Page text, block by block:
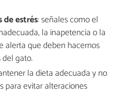
de estrés: señales como el
la inapetencia o la
alerta que deben hacernos
gato.
la dieta adecuada y no
para evitar alteraciones